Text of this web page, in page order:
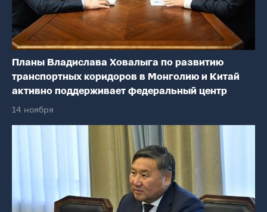
Планы Владислава Ховалыга по развитию
транспортных коридоров в Монголию и Китай
активно поддерживает федеральный центр
14 ноября